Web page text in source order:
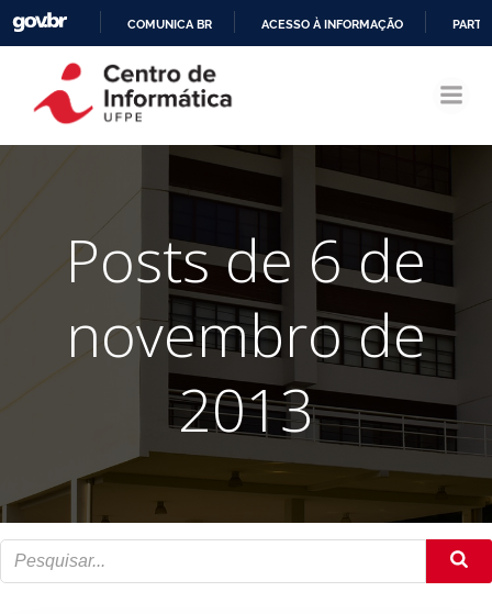
CONTEÚDO
COMUNICA BR ACESSO À INFORMAÇÃO
Posts de 6 de
novembro de
2013